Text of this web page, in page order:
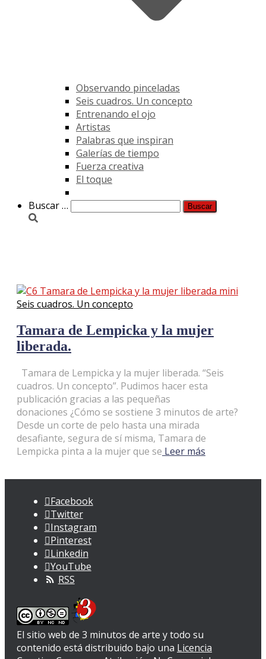
Observando pinceladas
Seis cuadros. Un concepto
Entrenando el ojo
Artistas
Palabras que inspiran
Galerías de tiempo
Fuerza creativa
El toque
Buscar:
Buscar …
Seis cuadros. Un concepto
Tamara de Lempicka y la mujer
liberada.
Tamara de Lempicka y la mujer liberada. “Seis
cuadros. Un concepto”. Pudimos hacer esta
publicación gracias a las pequeñas
donaciones ¿Cómo se sostiene 3 minutos de arte?
Desde un corte de pelo hasta una mirada
desafiante, segura de sí misma, Tamara de
Lempicka pinta a la mujer que se Leer más
Facebook
Twitter
Instagram
Pinterest
Linkedin
YouTube
RSS
El sitio web de 3 minutos de arte y todo su
contenido está distribuido bajo una Licencia